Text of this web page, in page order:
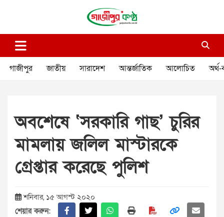
গাজীপুর কণ্ঠ
গাজীপুর জাতীয় সারাদেশ আন্তর্জাতিক আলোচিত অর্থ-
অবশেষে ‘সরকারি গাছ’ চুরির
মামলায় জলিল মাস্টারকে
গ্রেপ্তার করেছে পুলিশ
শনিবার, ১৫ আগস্ট ২০২০
শেয়ার করুন: